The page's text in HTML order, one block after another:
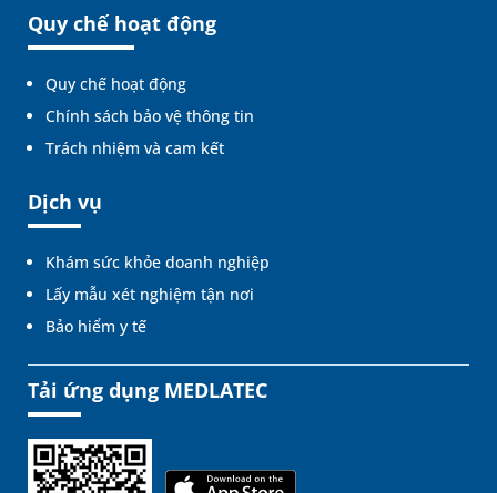
Quy chế hoạt động
Quy chế hoạt động
Chính sách bảo vệ thông tin
Trách nhiệm và cam kết
Dịch vụ
Khám sức khỏe doanh nghiệp
Lấy mẫu xét nghiệm tận nơi
Bảo hiểm y tế
Tải ứng dụng MEDLATEC